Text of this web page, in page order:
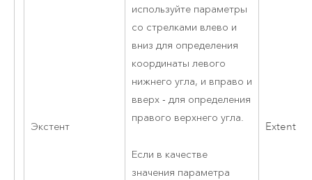
Экстент
используйте параметры
со стрелками влево и
вниз для определения
координаты левого
нижнего угла, и вправо и
вверх - для определения
правого верхнего угла.
Если в качестве
значения параметра
Extent